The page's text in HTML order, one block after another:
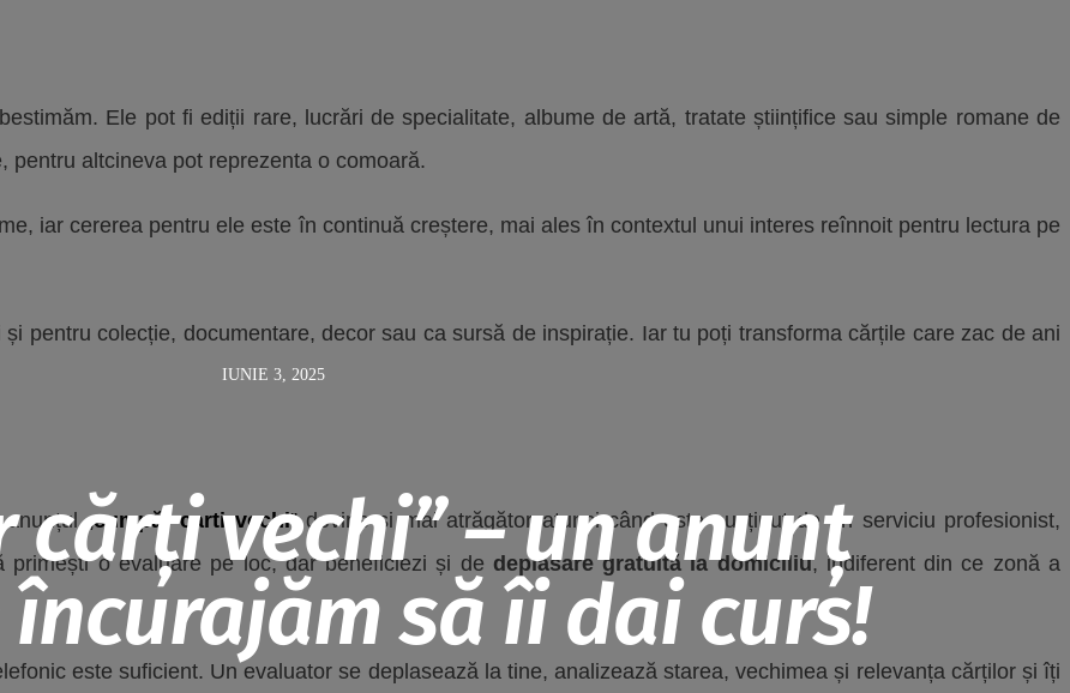
IUNIE 3, 2025
cărți vechi” – un anunț
să îi dai curs!
Ele pot fi ediții rare, lucrări de specialitate, albume de artă, tratate științifice sau simple romane de
pentru altcineva pot reprezenta o comoară.
iar cererea pentru ele este în continuă creștere, mai ales în contextul unui interes reînnoit pentru lectura pe
pentru colecție, documentare, decor sau ca sursă de inspirație. Iar tu poți transforma cărțile care zac de ani
anunțul„cumpăr carti vechi”devine și mai atrăgător atunci când este susținut de un serviciu profesionist,
primești o evaluare pe loc, dar beneficiezi și de deplasare gratuită la domiciliu, indiferent din ce zonă a
este suficient. Un evaluator se deplasează la tine, analizează starea, vechimea și relevanța cărților și îți